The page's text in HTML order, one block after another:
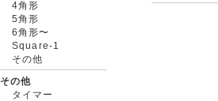
4角形
5角形
6角形〜
Square-1
その他
その他
タイマー